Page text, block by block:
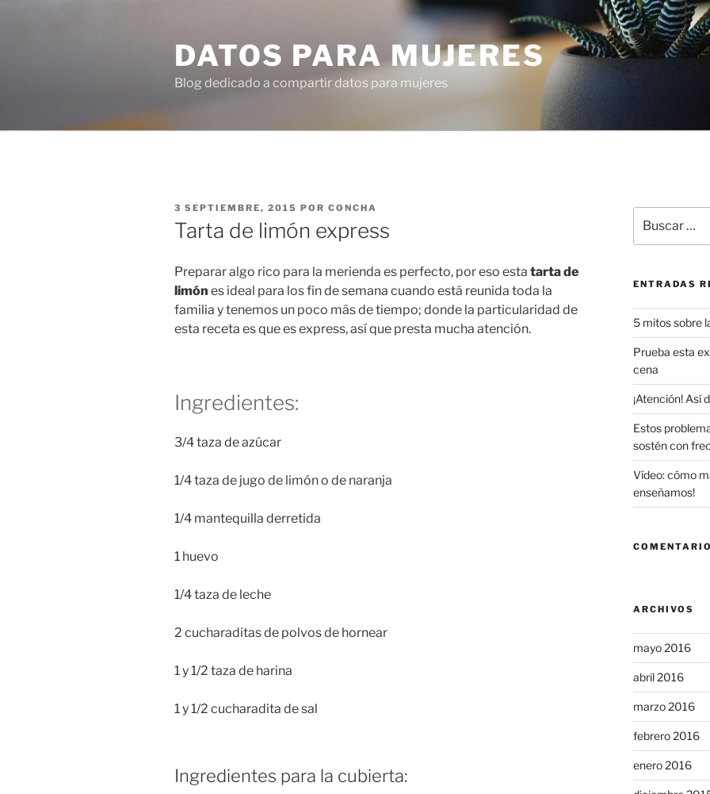
DATOS PARA MUJERES
Blog dedicado a compartir datos para mujeres
PUBLICADO
EN
3 SEPTIEMBRE, 2015 POR CONCHA
Tarta de limón express
Preparar algo rico para la merienda es perfecto, por eso esta tarta de
limón es ideal para los fin de semana cuando está reunida toda la
familia y tenemos un poco más de tiempo; donde la particularidad de
esta receta es que es express, así que presta mucha atención.
Ingredientes:
3/4 taza de azúcar
1/4 taza de jugo de limón o de naranja
1/4 mantequilla derretida
1 huevo
1/4 taza de leche
2 cucharaditas de polvos de hornear
1 y 1/2 taza de harina
1 y 1/2 cucharadita de sal
Ingredientes para la cubierta:
por:
ENTRADAS
5 mitos sobre
Prueba esta
cena
¡Atención! Así
Estos
sostén con
Vídeo: cómo
enseñamos!
ARCHIVOS
mayo 2016
abril 2016
marzo 2016
febrero 2016
enero 2016